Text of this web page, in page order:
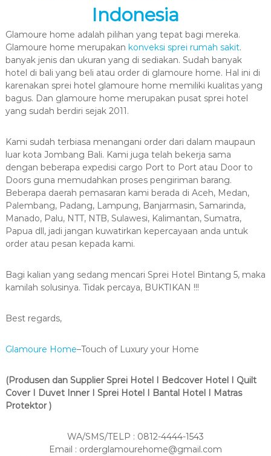
Indonesia
Glamoure home adalah pilihan yang tepat bagi mereka.
Glamoure home merupakan konveksi sprei rumah sakit.
banyak jenis dan ukuran yang di sediakan. Sudah banyak
hotel di bali yang beli atau order di glamoure home. Hal ini di
karenakan sprei hotel glamoure home memiliki kualitas yang
bagus. Dan glamoure home merupakan pusat sprei hotel
yang sudah berdiri sejak 2011.
Kami sudah terbiasa menangani order dari dalam maupaun
luar kota Jombang Bali. Kami juga telah bekerja sama
dengan beberapa expedisi cargo Port to Port atau Door to
Doors guna memudahkan proses pengiriman barang.
Beberapa daerah pemasaran kami berada di Aceh, Medan,
Palembang, Padang, Lampung, Banjarmasin, Samarinda,
Manado, Palu, NTT, NTB, Sulawesi, Kalimantan, Sumatra,
Papua dll, jadi jangan kuwatirkan kepercayaan anda untuk
order atau pesan kepada kami.
Bagi kalian yang sedang mencari Sprei Hotel Bintang 5, maka
kamilah solusinya. Tidak percaya, BUKTIKAN !!!
Best regards,
Glamoure Home–Touch of Luxury your Home
(Produsen dan Supplier Sprei Hotel I Bedcover Hotel I Quilt
Cover I Duvet Inner I Sprei Hotel I Bantal Hotel I Matras
Protektor )
WA/SMS/TELP : 0812-4444-1543
Email : orderglamourehome@gmail.com